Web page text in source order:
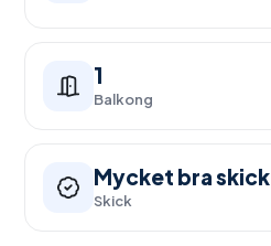
1
Balkong
Mycket bra skick
Skick